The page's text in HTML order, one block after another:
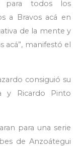
para todos los
a Bravos acá en
de la mente y
acá”, manifestó el
consiguió su
y Ricardo Pinto
para una serie
de Anzoátegui